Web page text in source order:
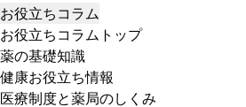
お役立ちコラム
お役立ちコラムトップ
薬の基礎知識
健康お役立ち情報
医療制度と薬局のしくみ